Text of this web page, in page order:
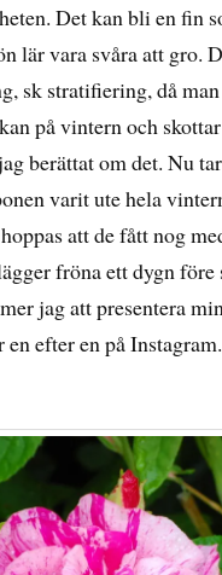
Det kan bli en fin
lär vara svåra att gro.
sk stratifiering, då
på vintern och
berättat om det. Nu
varit ute hela
att de fått nog
fröna ett dygn före
jag att presentera
en efter en på